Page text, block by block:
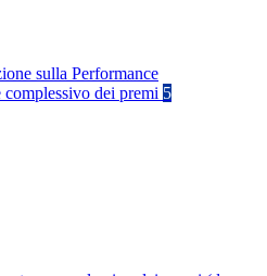
sulla Performance
complessivo dei premi 5